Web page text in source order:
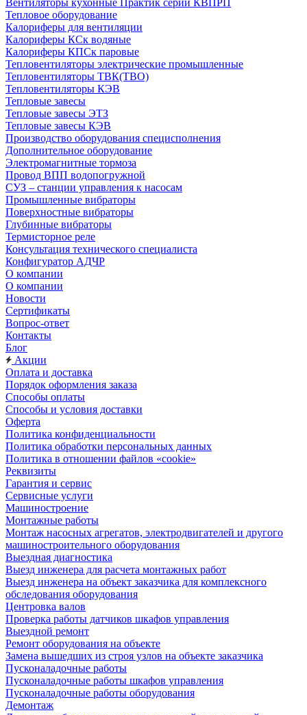
Вентиляторы кухонные Практик серии КВПРП
Тепловое оборудование
Калориферы для вентиляции
Калориферы КСк водяные
Калориферы КПСк паровые
Тепловентиляторы электрические промышленные
Тепловентиляторы ТВК(ТВО)
Тепловентиляторы КЭВ
Тепловые завесы
Тепловые завесы ЭТЗ
Тепловые завесы КЭВ
Производство оборудования специсполнения
Дополнительное оборудование
Электромагнитные тормоза
Провод ВПП водопогружной
СУЗ – станции управления к насосам
Промышленные вибраторы
Поверхностные вибраторы
Глубинные вибраторы
Термисторное реле
Консультация технического специалиста
Конфигуратор АДЧР
О компании
О компании
Новости
Сертификаты
Вопрос-ответ
Контакты
Блог
Акции
Оплата и доставка
Порядок оформления заказа
Способы оплаты
Способы и условия доставки
Оферта
Политика конфиденциальности
Политика обработки персональных данных
Политика в отношении файлов «cookie»
Реквизиты
Гарантия и сервис
Сервисные услуги
Машиностроение
Монтажные работы
Монтаж насосных агрегатов, электродвигателей и другого
машиностроительного оборудования
Выездная диагностика
Выезд инженера для расчета монтажных работ
Выезд инженера на объект заказчика для комплексного
обследования оборудования
Центровка валов
Проверка работы датчиков шкафов управления
Выездной ремонт
Ремонт оборудования на объекте
Замена вышедших из строя узлов на объекте заказчика
Пусконаладочные работы
Пусконаладочные работы шкафов управления
Пусконаладочные работы оборудования
Демонтаж